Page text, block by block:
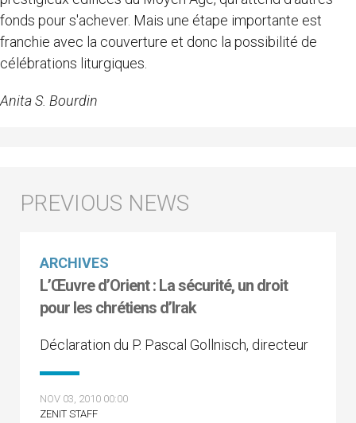
fonds pour s'achever. Mais une étape importante est
franchie avec la couverture et donc la possibilité de
célébrations liturgiques.
Anita S. Bourdin
ARCHIVES
L’Œuvre d’Orient : La sécurité, un droit
pour les chrétiens d’Irak
Déclaration du P. Pascal Gollnisch, directeur
NOV 03, 2010 00:00
ZENIT STAFF